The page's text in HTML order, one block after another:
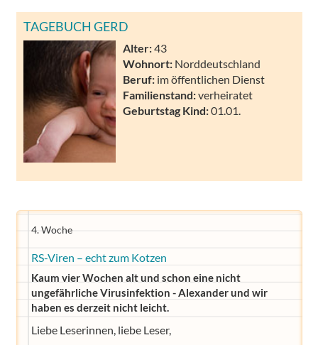
TAGEBUCH GERD
Alter:43
Wohnort: Norddeutschland
Beruf: im öffentlichen Dienst
Familienstand:verheiratet
Geburtstag Kind:01.01.
4. Woche
RS-Viren – echt zum Kotzen
Kaum vier Wochen alt und schon eine nicht
ungefährliche Virusinfektion - Alexander und wir
haben es derzeit nicht leicht.
Liebe Leserinnen, liebe Leser,